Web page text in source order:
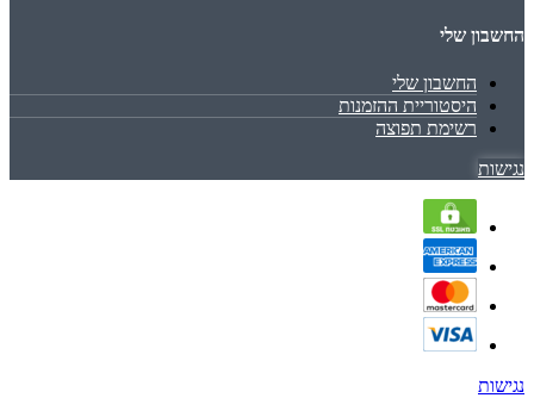
החשבון שלי
החשבון שלי
היסטוריית ההזמנות
רשימת תפוצה
נגישות
נגישות